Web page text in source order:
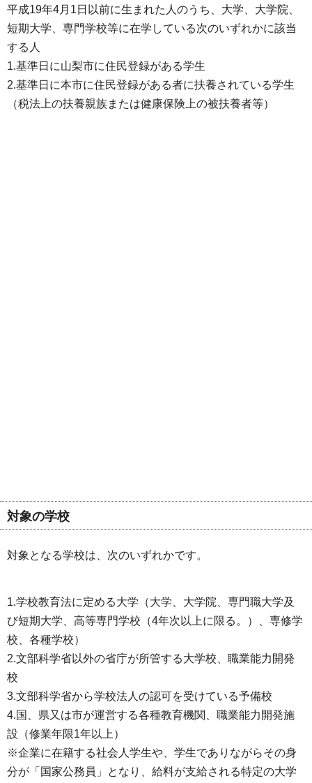
平成19年4月1日以前に生まれた人のうち、大学、大学院、
短期大学、専門学校等に在学している次のいずれかに該当
する人
1.基準日に山梨市に住民登録がある学生
2.基準日に本市に住民登録がある者に扶養されている学生
（税法上の扶養親族または健康保険上の被扶養者等）
対象の学校
対象となる学校は、次のいずれかです。
1.学校教育法に定める大学（大学、大学院、専門職大学及
び短期大学、高等専門学校（4年次以上に限る。）、専修学
校、各種学校）
2.文部科学省以外の省庁が所管する大学校、職業能力開発
校
3.文部科学省から学校法人の認可を受けている予備校
4.国、県又は市が運営する各種教育機関、職業能力開発施
設（修業年限1年以上）
※企業に在籍する社会人学生や、学生でありながらその身
分が「国家公務員」となり、給料が支給される特定の大学